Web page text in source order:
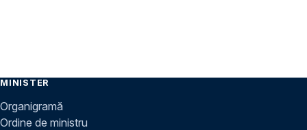
MINISTER
Organigramă
Ordine de ministru